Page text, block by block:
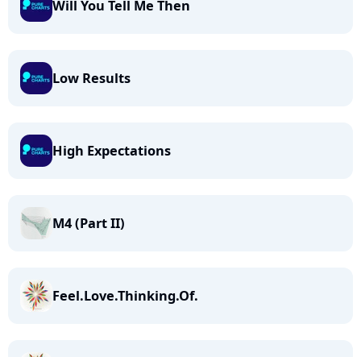
Will You Tell Me Then
Low Results
High Expectations
M4 (Part II)
Feel.Love.Thinking.Of.